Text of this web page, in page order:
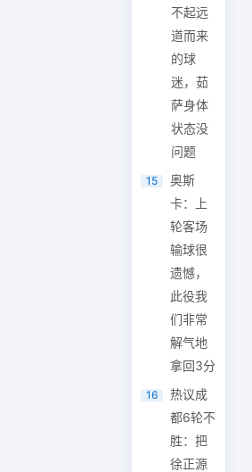
不起远
道而来
的球
迷，茹
萨身体
状态没
问题
15
奥斯
卡：上
轮客场
输球很
遗憾，
此役我
们非常
解气地
拿回3分
16
热议成
都6轮不
胜：把
徐正源